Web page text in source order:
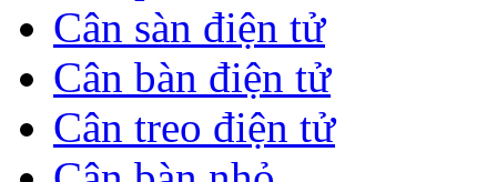
Cân sàn điện tử
Cân bàn điện tử
Cân treo điện tử